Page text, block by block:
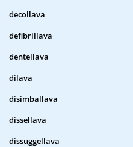
decollava
defibrillava
dentellava
dilava
disimballava
dissellava
dissuggellava